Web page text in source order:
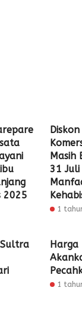
2025
Masih
31
1
Harga
1